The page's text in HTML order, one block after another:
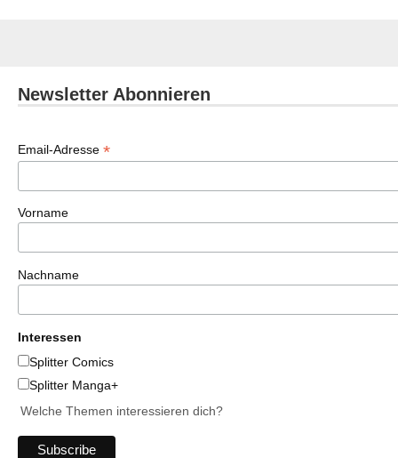
Newsletter Abonnieren
Email-Adresse *
Vorname
Nachname
Interessen
Splitter Comics
Splitter Manga+
Welche Themen interessieren dich?